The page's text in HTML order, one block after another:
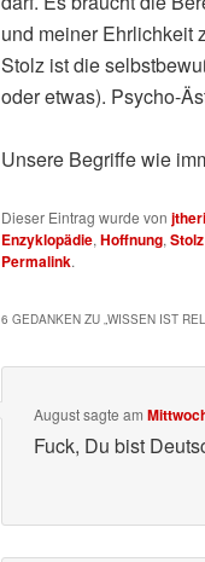
und meiner Ehrlichkeit
Stolz ist die
oder etwas). Psycho-
Unsere Begriffe wie
Dieser Eintrag wurde von
Enzyklopädie, Hoffnung, Stolz
Permalink.
6 GEDANKEN ZU „ WISSEN IST
Augustsagte am
Fuck, Du bist